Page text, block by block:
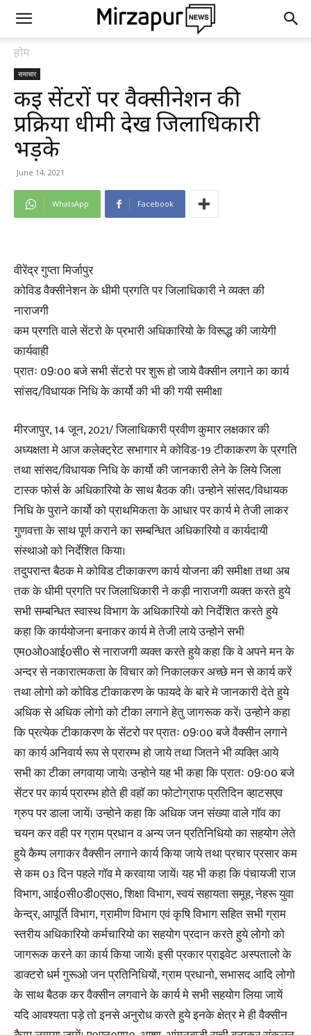
होम
समाचार
कई सेंटरों पर वैक्सीनेशन की
प्रक्रिया धीमी देख जिलाधिकारी
भड़के
June 14, 2021
WhatsApp Facebook
वीरेंद्र गुप्ता मिर्जापुर
कोविड वैक्सीनेशन के धीमी प्रगति पर जिलाधिकारी ने व्यक्त की
नाराजगी
कम प्रगति वाले सेंटरो के प्रभारी अधिकारियो के विरूद्ध की जायेगी
कार्यवाही
प्रातः 09ः00 बजे सभी सेंटरो पर शुरू हो जाये वैक्सीन लगाने का कार्य
सांसद/विधायक निधि के कार्यो की भी की गयी समीक्षा
मीरजापुर, 14 जून, 2021/ जिलाधिकारी प्रवीण कुमार लक्षकार की
अध्यक्षता मे आज कलेक्ट्रेट सभागार मे कोविड-19 टीकाकरण के प्रगति
तथा सांसद/विधायक निधि के कार्यो की जानकारी लेने के लिये जिला
टास्क फोर्स के अधिकारियो के साथ बैठक की। उन्होने सांसद/विधायक
निधि के पुराने कार्यो को प्राथमिकता के आधार पर कार्य मे तेजी लाकर
गुणवत्ता के साथ पूर्ण कराने का सम्बन्धित अधिकारियो व कार्यदायी
संस्थाओ को निर्देशित किया।
तदुपरान्त बैठक मे कोविड टीकाकरण कार्य योजना की समीक्षा तथा अब
तक के धीमी प्रगति पर जिलाधिकारी ने कड़ी नाराजगी व्यक्त करते हुये
सभी सम्बन्धित स्वास्थ विभाग के अधिकारियो को निर्देशित करते हुये
कहा कि कार्ययोजना बनाकर कार्य मे तेजी लाये उन्होने सभी
एम0ओ0आई0सी0 से नाराजगी व्यक्त करते हुये कहा कि वे अपने मन के
अन्दर से नकारात्मकता के विचार को निकालकर अच्छे मन से कार्य करें
तथा लोगो को कोविड टीकाकरण के फायदे के बारे मे जानकारी देते हुये
अधिक से अधिक लोगो को टीका लगाने हेतु जागरूक करें। उन्होने कहा
कि प्रत्येक टीकाकरण के सेंटरो पर प्रातः 09ः00 बजे वैक्सीन लगाने
का कार्य अनिवार्य रूप से प्रारम्भ हो जाये तथा जितने भी व्यक्ति आये
सभी का टीका लगवाया जाये। उन्होने यह भी कहा कि प्रातः 09ः00 बजे
सेंटर पर कार्य प्रारम्भ होते ही वहाॅ का फोटोग्राफ प्रतिदिन व्हाटसएव
ग्रुप पर डाला जायें। उन्होने कहा कि अधिक जन संख्या वाले गाॅव का
चयन कर वही पर ग्राम प्रधान व अन्य जन प्रतिनिधियो का सहयोग लेते
हुये कैम्प लगाकर वैक्सीन लगाने कार्य किया जाये तथा प्रचार प्रसार कम
से कम 03 दिन पहले गाॅव मे करवाया जायें। यह भी कहा कि पंचायजी राज
विभाग, आई0सी0डी0एस0, शिक्षा विभाग, स्वयं सहायता समूह, नेहरू युवा
केन्द्र, आपूर्ति विभाग, ग्रामीण विभाग एवं कृषि विभाग सहित सभी ग्राम
स्तरीय अधिकारियो कर्मचारियो का सहयोग प्रदान करते हुये लोगो को
जागरूक करने का कार्य किया जायें। इसी प्रकार प्राइवेट अस्पतालो के
डाक्टरो धर्म गुरूओ जन प्रतिनिधियों, ग्राम प्रधानो, सभासद आदि लोगो
के साथ बैठक कर वैक्सीन लगवाने के कार्य मे सभी सहयोग लिया जायें
यदि आवश्यता पड़े तो इनसे अनुरोध करते हुये इनके क्षेत्र मे ही वैक्सीन